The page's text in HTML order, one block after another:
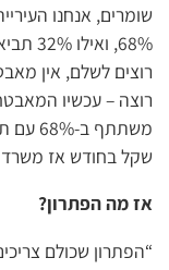
שומרים, אנחנו
68%,
רוצים לשלם, אין
רוצה – עכשיו
שקל בחודש אז משרד
אז מה הפתרון?
“הפתרון שכולם